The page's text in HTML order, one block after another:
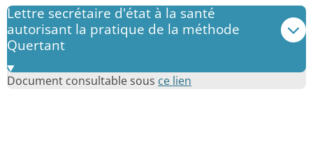
Lettre secrétaire d'état à la santé
autorisant la pratique de la méthode
Quertant
Document consultable sous ce lien